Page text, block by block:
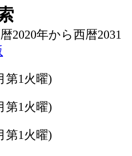
2020年から西暦2031
第1火曜)
第1火曜)
第1火曜)